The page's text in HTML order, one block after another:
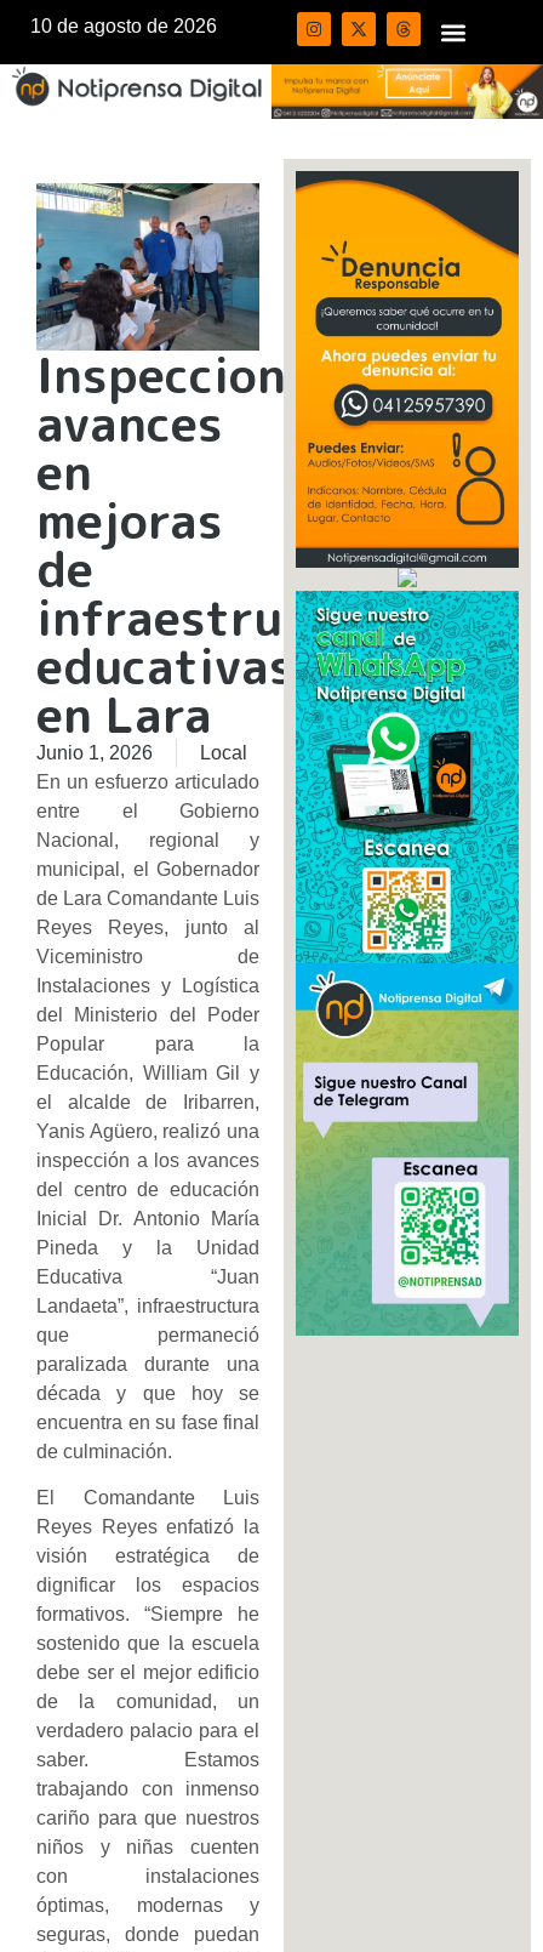
10 de agosto de 2026
Inspeccionan
avances
en
mejoras
de
infraestructuras
educativas
en Lara
Junio 1, 2026
Local
En un esfuerzo articulado
entre el Gobierno
Nacional, regional y
municipal, el Gobernador
de Lara Comandante Luis
Reyes Reyes, junto al
Viceministro de
Instalaciones y Logística
del Ministerio del Poder
Popular para la
Educación, William Gil y
el alcalde de Iribarren,
Yanis Agüero, realizó una
inspección a los avances
del centro de educación
Inicial Dr. Antonio María
Pineda y la Unidad
Educativa “Juan
Landaeta”, infraestructura
que permaneció
paralizada durante una
década y que hoy se
encuentra en su fase final
de culminación.
El Comandante Luis
Reyes Reyes enfatizó la
visión estratégica de
dignificar los espacios
formativos. “Siempre he
sostenido que la escuela
debe ser el mejor edificio
de la comunidad, un
verdadero palacio para el
saber. Estamos
trabajando con inmenso
cariño para que nuestros
niños y niñas cuenten
con instalaciones
óptimas, modernas y
seguras, donde puedan